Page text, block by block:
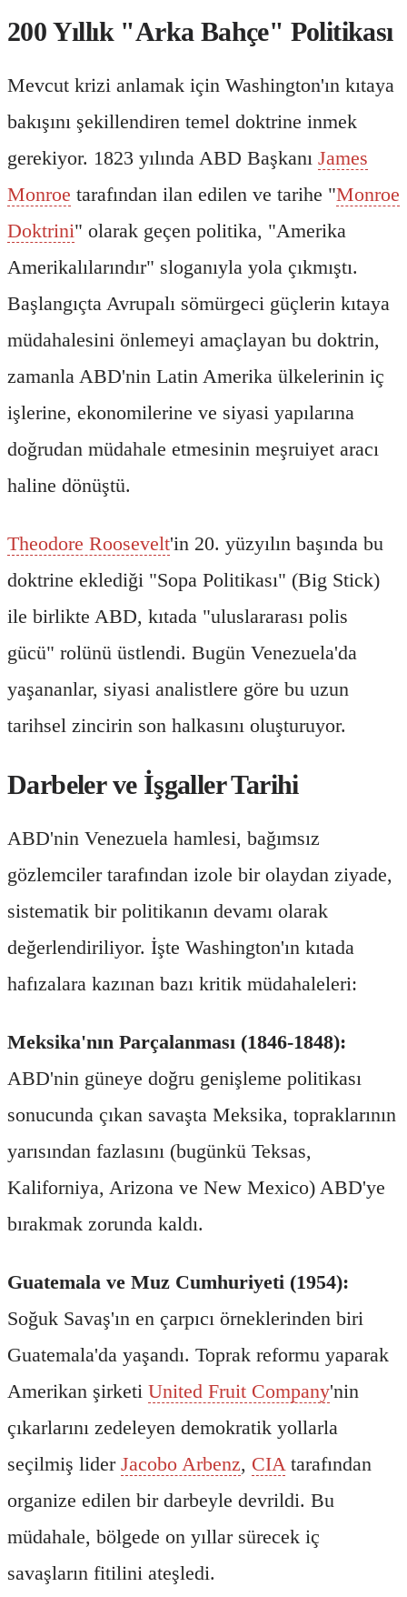
200 Yıllık "Arka Bahçe" Politikası
Mevcut krizi anlamak için Washington'ın kıtaya
bakışını şekillendiren temel doktrine inmek
gerekiyor. 1823 yılında ABD Başkanı James
Monroe tarafından ilan edilen ve tarihe "Monroe
Doktrini" olarak geçen politika, "Amerika
Amerikalılarındır" sloganıyla yola çıkmıştı.
Başlangıçta Avrupalı sömürgeci güçlerin kıtaya
müdahalesini önlemeyi amaçlayan bu doktrin,
zamanla ABD'nin Latin Amerika ülkelerinin iç
işlerine, ekonomilerine ve siyasi yapılarına
doğrudan müdahale etmesinin meşruiyet aracı
haline dönüştü.
Theodore Roosevelt'in 20. yüzyılın başında bu
doktrine eklediği "Sopa Politikası" (Big Stick)
ile birlikte ABD, kıtada "uluslararası polis
gücü" rolünü üstlendi. Bugün Venezuela'da
yaşananlar, siyasi analistlere göre bu uzun
tarihsel zincirin son halkasını oluşturuyor.
Darbeler ve İşgaller Tarihi
ABD'nin Venezuela hamlesi, bağımsız
gözlemciler tarafından izole bir olaydan ziyade,
sistematik bir politikanın devamı olarak
değerlendiriliyor. İşte Washington'ın kıtada
hafızalara kazınan bazı kritik müdahaleleri:
Meksika'nın Parçalanması (1846-1848):
ABD'nin güneye doğru genişleme politikası
sonucunda çıkan savaşta Meksika, topraklarının
yarısından fazlasını (bugünkü Teksas,
Kaliforniya, Arizona ve New Mexico) ABD'ye
bırakmak zorunda kaldı.
Guatemala ve Muz Cumhuriyeti (1954):
Soğuk Savaş'ın en çarpıcı örneklerinden biri
Guatemala'da yaşandı. Toprak reformu yaparak
Amerikan şirketi United Fruit Company'nin
çıkarlarını zedeleyen demokratik yollarla
seçilmiş lider Jacobo Arbenz, CIA tarafından
organize edilen bir darbeyle devrildi. Bu
müdahale, bölgede on yıllar sürecek iç
savaşların fitilini ateşledi.